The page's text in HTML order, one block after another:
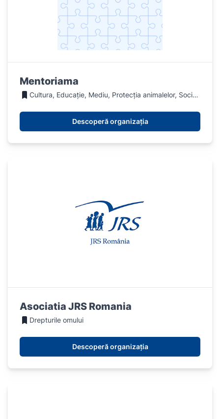
Mentoriama
Cultura, Educație, Mediu, Protecția animalelor, Social, Sport
Descoperă organizația
Asociatia JRS Romania
Drepturile omului
Descoperă organizația